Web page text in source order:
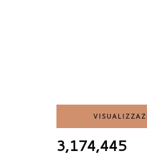
3,174,445